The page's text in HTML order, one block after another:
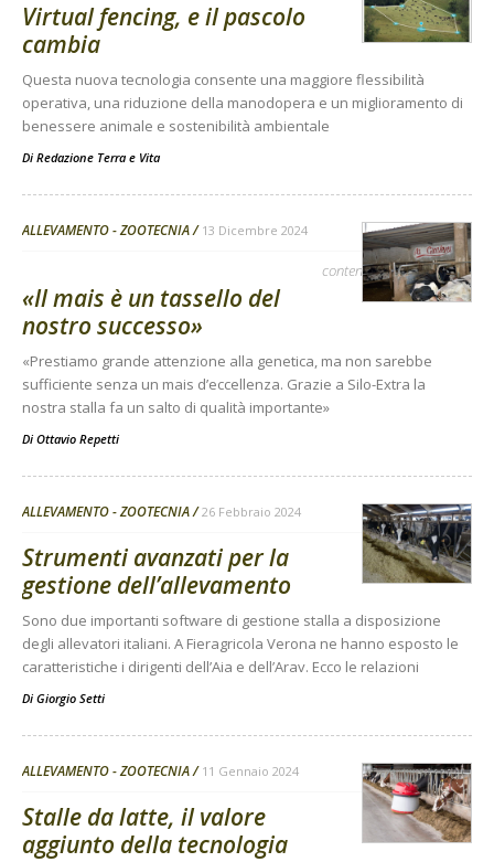
Virtual fencing, e il pascolo
cambia
Questa nuova tecnologia consente una maggiore flessibilità
operativa, una riduzione della manodopera e un miglioramento di
benessere animale e sostenibilità ambientale
Di Redazione Terra e Vita
ALLEVAMENTO - ZOOTECNIA 13 Dicembre 2024
contenuto sponsorizzato
«Il mais è un tassello del
nostro successo»
«Prestiamo grande attenzione alla genetica, ma non sarebbe
sufficiente senza un mais d’eccellenza. Grazie a Silo-Extra la
nostra stalla fa un salto di qualità importante»
Di Ottavio Repetti
ALLEVAMENTO - ZOOTECNIA 26 Febbraio 2024
Strumenti avanzati per la
gestione dell’allevamento
Sono due importanti software di gestione stalla a disposizione
degli allevatori italiani. A Fieragricola Verona ne hanno esposto le
caratteristiche i dirigenti dell’Aia e dell’Arav. Ecco le relazioni
Di Giorgio Setti
ALLEVAMENTO - ZOOTECNIA 11 Gennaio 2024
Stalle da latte, il valore
aggiunto della tecnologia